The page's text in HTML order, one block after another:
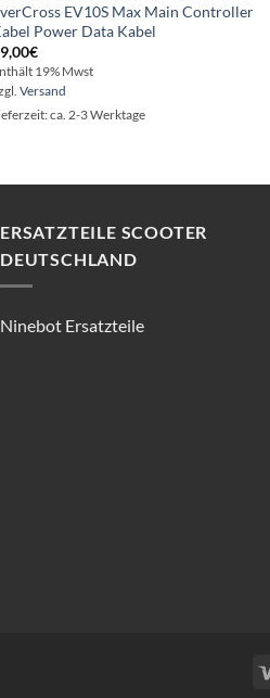
EV10S Max Main Controller
Power Data Kabel
€
19% Mwst
Versand
ca. 2-3 Werktage
ERSATZTEILE SCOOTER
DEUTSCHLAND
Ninebot Ersatzteile